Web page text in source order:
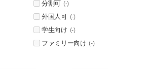
分割可 (-)
外国人可 (-)
学生向け (-)
ファミリー向け (-)